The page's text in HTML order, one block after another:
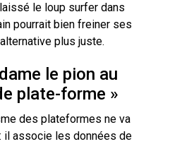
le loup surfer dans
pourrait bien freiner ses
plus juste.
le pion au
plate-forme »
des plateformes ne va
il associe les données de